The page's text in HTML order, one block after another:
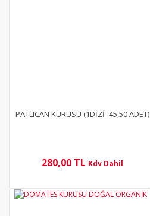
PATLICAN KURUSU (1DİZİ=45,50 ADET)
280,00 TL Kdv Dahil